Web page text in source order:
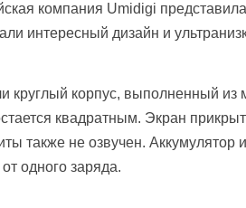
компания Umidigi
интересный дизайн и
круглый корпус, выполненный
квадратным. Экран
также не озвучен. Аккумулятор
одного заряда.